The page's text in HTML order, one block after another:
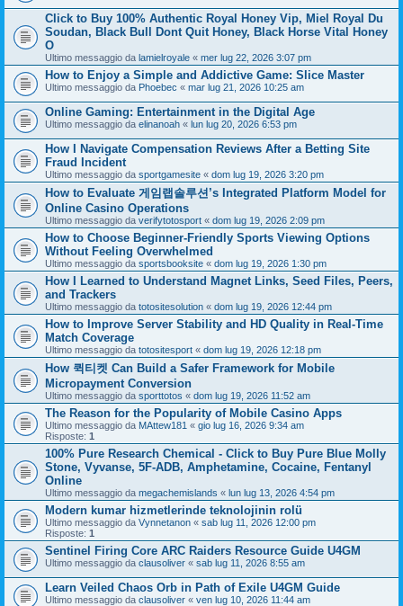
Click to Buy 100% Authentic Royal Honey Vip, Miel Royal Du
Soudan, Black Bull Dont Quit Honey, Black Horse Vital Honey
O
Ultimo messaggio da lamielroyale « mer lug 22, 2026 3:07 pm
How to Enjoy a Simple and Addictive Game: Slice Master
Ultimo messaggio da Phoebec « mar lug 21, 2026 10:25 am
Online Gaming: Entertainment in the Digital Age
Ultimo messaggio da elinanoah « lun lug 20, 2026 6:53 pm
How I Navigate Compensation Reviews After a Betting Site
Fraud Incident
Ultimo messaggio da sportgamesite « dom lug 19, 2026 3:20 pm
How to Evaluate 게임랩솔루션’s Integrated Platform Model for
Online Casino Operations
Ultimo messaggio da verifytotosport « dom lug 19, 2026 2:09 pm
How to Choose Beginner-Friendly Sports Viewing Options
Without Feeling Overwhelmed
Ultimo messaggio da sportsbooksite « dom lug 19, 2026 1:30 pm
How I Learned to Understand Magnet Links, Seed Files, Peers,
and Trackers
Ultimo messaggio da totositesolution « dom lug 19, 2026 12:44 pm
How to Improve Server Stability and HD Quality in Real-Time
Match Coverage
Ultimo messaggio da totositesport « dom lug 19, 2026 12:18 pm
How 퀵티켓 Can Build a Safer Framework for Mobile
Micropayment Conversion
Ultimo messaggio da sporttotos « dom lug 19, 2026 11:52 am
The Reason for the Popularity of Mobile Casino Apps
Ultimo messaggio da MAttew181 « gio lug 16, 2026 9:34 am
Risposte: 1
100% Pure Research Chemical - Click to Buy Pure Blue Molly
Stone, Vyvanse, 5F-ADB, Amphetamine, Cocaine, Fentanyl
Online
Ultimo messaggio da megachemislands « lun lug 13, 2026 4:54 pm
Modern kumar hizmetlerinde teknolojinin rolü
Ultimo messaggio da Vynnetanon « sab lug 11, 2026 12:00 pm
Risposte: 1
Sentinel Firing Core ARC Raiders Resource Guide U4GM
Ultimo messaggio da clausoliver « sab lug 11, 2026 8:55 am
Learn Veiled Chaos Orb in Path of Exile U4GM Guide
Ultimo messaggio da clausoliver « ven lug 10, 2026 11:44 am